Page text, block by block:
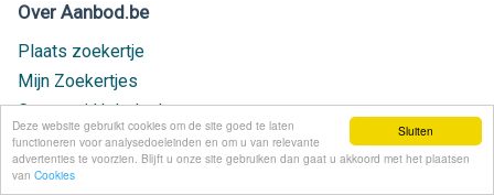
Sluiten
Deze website gebruikt cookies om de site goed te laten
functioneren voor analysedoeleinden en om u van relevante
advertenties te voorzien. Blijft u onze site gebruiken dan gaat u akkoord met het plaatsen
van Cookies
Over Aanbod.be
Plaats zoekertje
Mijn Zoekertjes
Contact / Helpdesk
Nieuw geplaatst